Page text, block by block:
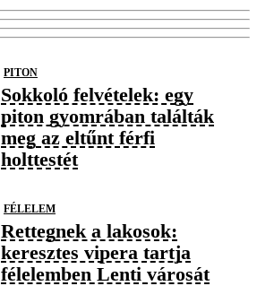
PITON
Sokkoló felvételek: egy
piton gyomrában találták
meg az eltűnt férfi
holttestét
FÉLELEM
Rettegnek a lakosok:
keresztes vipera tartja
félelemben Lenti városát